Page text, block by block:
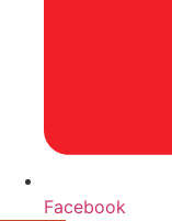
Facebook